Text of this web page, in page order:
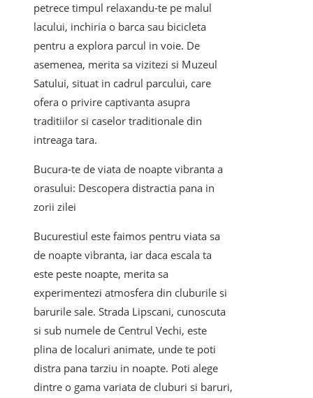
petrece timpul relaxandu-te pe malul
lacului, inchiria o barca sau bicicleta
pentru a explora parcul in voie. De
asemenea, merita sa vizitezi si Muzeul
Satului, situat in cadrul parcului, care
ofera o privire captivanta asupra
traditiilor si caselor traditionale din
intreaga tara.
Bucura-te de viata de noapte vibranta a
orasului: Descopera distractia pana in
zorii zilei
Bucurestiul este faimos pentru viata sa
de noapte vibranta, iar daca escala ta
este peste noapte, merita sa
experimentezi atmosfera din cluburile si
barurile sale. Strada Lipscani, cunoscuta
si sub numele de Centrul Vechi, este
plina de localuri animate, unde te poti
distra pana tarziu in noapte. Poti alege
dintre o gama variata de cluburi si baruri,